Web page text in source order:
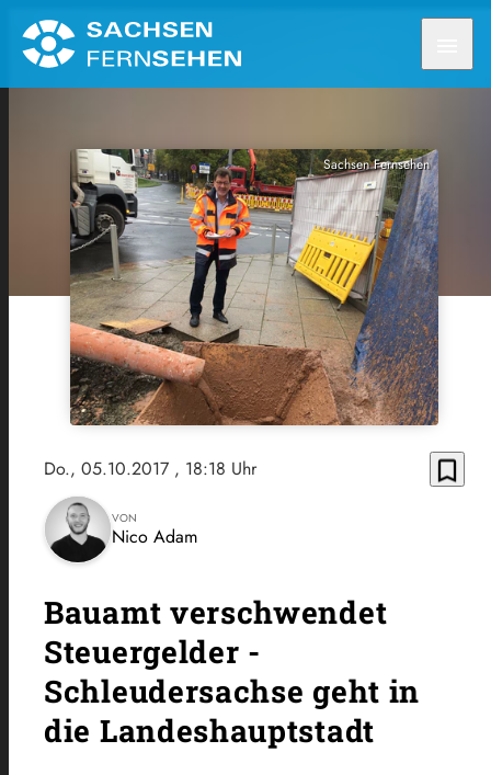
Sachsen Fernsehen
Do., 05.10.2017 , 18:18 Uhr bookmark_border
VON
Nico Adam
Bauamt verschwendet
Steuergelder -
Schleudersachse geht in
die Landeshauptstadt